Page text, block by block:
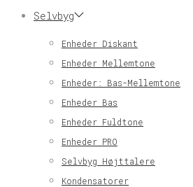
Selvbyg
Enheder Diskant
Enheder Mellemtone
Enheder: Bas-Mellemtone
Enheder Bas
Enheder Fuldtone
Enheder PRO
Selvbyg Højttalere
Kondensatorer